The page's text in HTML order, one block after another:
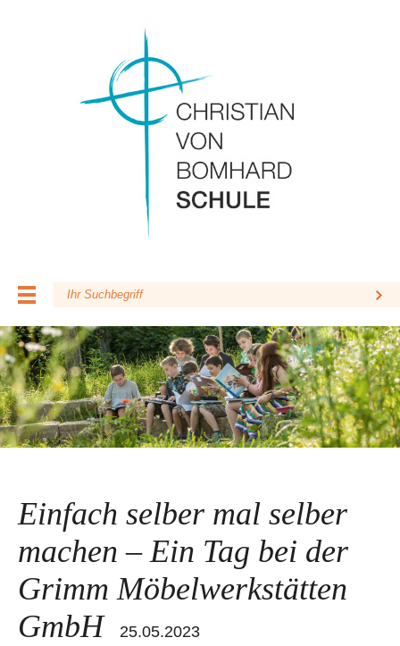
Einfach selber mal selber
machen – Ein Tag bei der
Grimm Möbelwerkstätten
GmbH 25.05.2023